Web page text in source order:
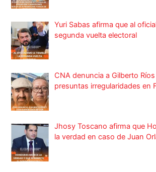
Yuri Sabas afirma que al
segunda vuelta electoral
CNA denuncia a Gilberto
presuntas irregularidades en
Jhosy Toscano afirma que
la verdad en caso de Juan